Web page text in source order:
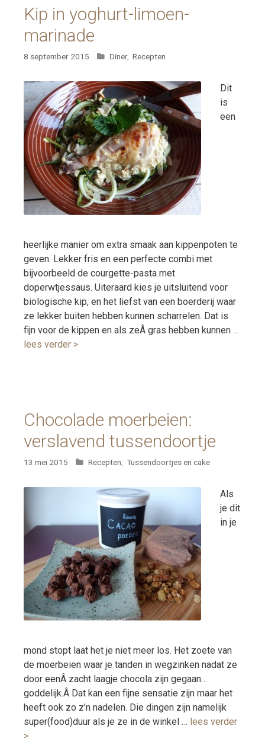
Kip in yoghurt-limoen-
marinade
8 september 2015 Categorieën
Diner, Recepten
Dit
is
een
heerlijke manier om extra smaak aan kippenpoten te
geven. Lekker fris en een perfecte combi met
bijvoorbeeld de courgette-pasta met
doperwtjessaus. Uiteraard kies je uitsluitend voor
biologische kip, en het liefst van een boerderij waar
ze lekker buiten hebben kunnen scharrelen. Dat is
fijn voor de kippen en als zeÂ gras hebben kunnen …
lees verder >
Chocolade moerbeien:
verslavend tussendoortje
13 mei 2015 Categorieën
Recepten Tussendoortjes en cake
Als
je dit
in je
mond stopt laat het je niet meer los. Het zoete van
de moerbeien waar je tanden in wegzinken nadat ze
door eenÂ zacht laagje chocola zijn gegaan…
goddelijk.Â Dat kan een fijne sensatie zijn maar het
heeft ook zo z’n nadelen. Die dingen zijn namelijk
super(food)duur als je ze in de winkel … lees verder
>